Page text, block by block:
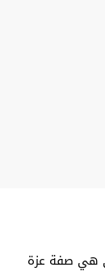
هي صفة عزة